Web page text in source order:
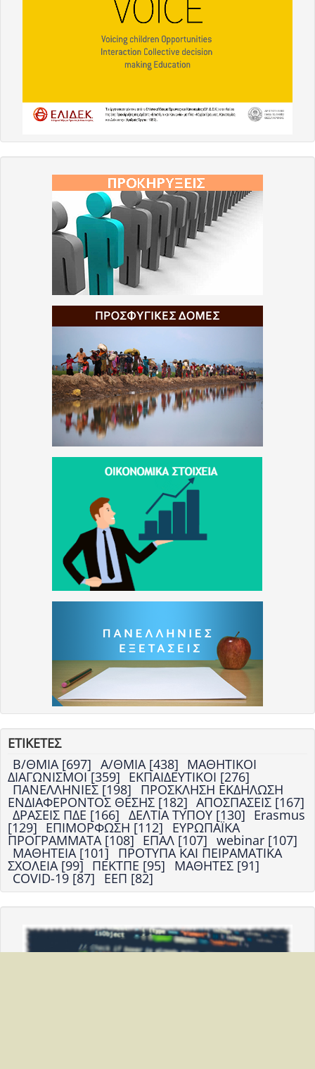
ΕΤΙΚΕΤΕΣ
Β/ΘΜΙΑ [697] Α/ΘΜΙΑ [438] ΜΑΘΗΤΙΚΟΙ
ΔΙΑΓΩΝΙΣΜΟΙ [359] ΕΚΠΑΙΔΕΥΤΙΚΟΙ [276]
ΠΑΝΕΛΛΗΝΙΕΣ [198] ΠΡΟΣΚΛΗΣΗ ΕΚΔΗΛΩΣΗ
ΕΝΔΙΑΦΕΡΟΝΤΟΣ ΘΕΣΗΣ [182] ΑΠΟΣΠΑΣΕΙΣ [167]
ΔΡΑΣΕΙΣ ΠΔΕ [166] ΔΕΛΤΙΑ ΤΥΠΟΥ [130] Erasmus
[129] ΕΠΙΜΟΡΦΩΣΗ [112] ΕΥΡΩΠΑΪΚΑ
ΠΡΟΓΡΑΜΜΑΤΑ [108] ΕΠΑΛ [107] webinar [107]
ΜΑΘΗΤΕΙΑ [101] ΠΡΟΤΥΠΑ ΚΑΙ ΠΕΙΡΑΜΑΤΙΚΑ
ΣΧΟΛΕΙΑ [99] ΠΕΚΤΠΕ [95] ΜΑΘΗΤΕΣ [91]
COVID-19 [87] ΕΕΠ [82]